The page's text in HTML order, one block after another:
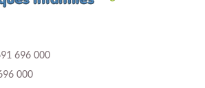
696 000
000